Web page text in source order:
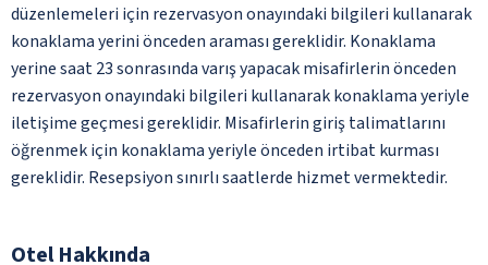
düzenlemeleri için rezervasyon onayındaki bilgileri kullanarak
konaklama yerini önceden araması gereklidir. Konaklama
yerine saat 23 sonrasında varış yapacak misafirlerin önceden
rezervasyon onayındaki bilgileri kullanarak konaklama yeriyle
iletişime geçmesi gereklidir. Misafirlerin giriş talimatlarını
öğrenmek için konaklama yeriyle önceden irtibat kurması
gereklidir. Resepsiyon sınırlı saatlerde hizmet vermektedir.
Otel Hakkında